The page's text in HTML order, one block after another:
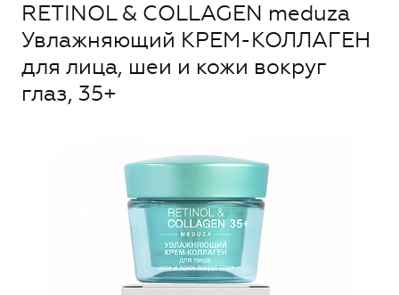
RETINOL & COLLAGEN meduza
Увлажняющий КРЕМ-КОЛЛАГЕН
для лица, шеи и кожи вокруг
глаз, 35+